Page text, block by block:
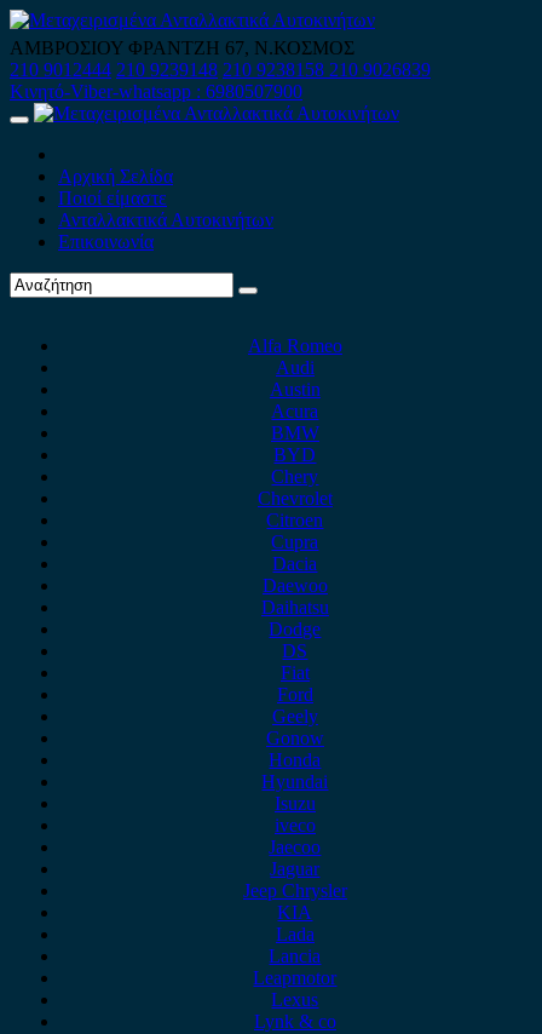
Skip
to
content
ΑΜΒΡΟΣΙΟΥ ΦΡΑΝΤΖΗ 67, Ν.ΚΟΣΜΟΣ
210 9012444 210 9239148 210 9238158 210 9026839
Κινητό-Viber-whatsapp : 6980507900
Primary
Αρχική Σελίδα
Ποιοί είμαστε
Ανταλλακτικά Αυτοκινήτων
Επικοινωνία
Alfa Romeo
Audi
Austin
Acura
BMW
BYD
Chery
Chevrolet
Citroen
Cupra
Dacia
Daewoo
Daihatsu
Dodge
DS
Fiat
Ford
Geely
Gonow
Honda
Hyundai
Isuzu
iveco
Jaecoo
Jaguar
Jeep Chrysler
KIA
Lada
Lancia
Leapmotor
Lexus
Lynk & co